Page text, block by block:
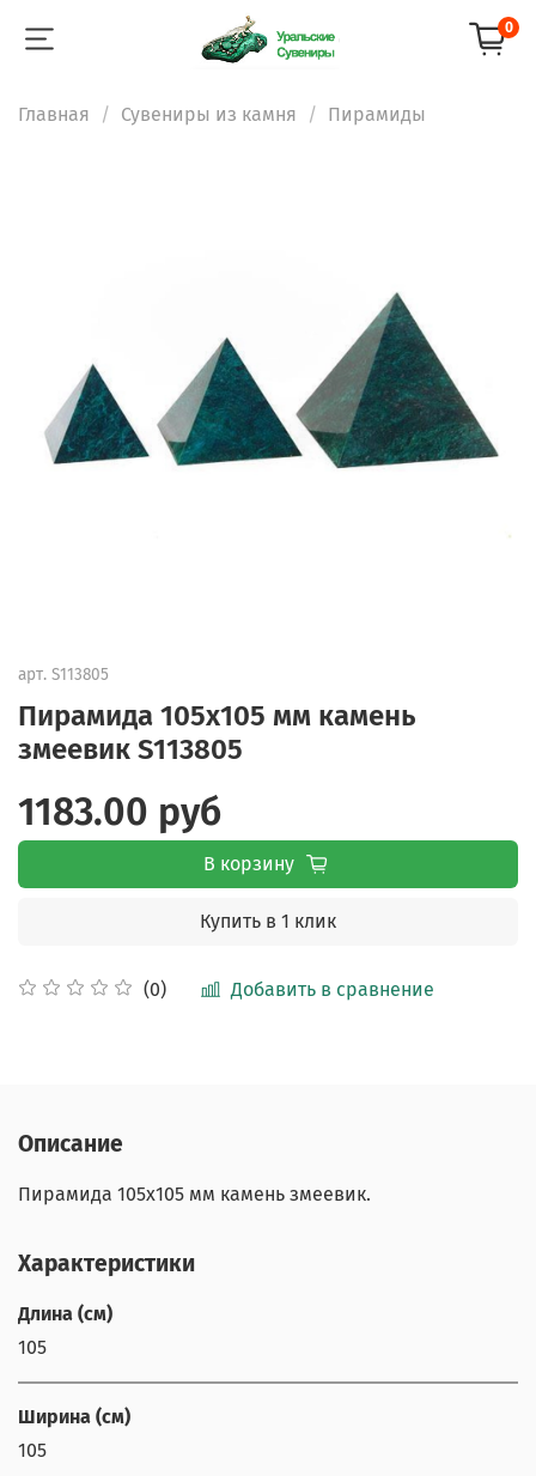
0
Главная Сувениры из камня Пирамиды
арт. S113805
Пирамида 105x105 мм камень
змеевик S113805
(0) Добавить в сравнение
1183.00 руб
В корзину
Купить в 1 клик
Описание
Пирамида 105х105 мм камень змеевик.
Характеристики
Длина (см)
105
Ширина (см)
105